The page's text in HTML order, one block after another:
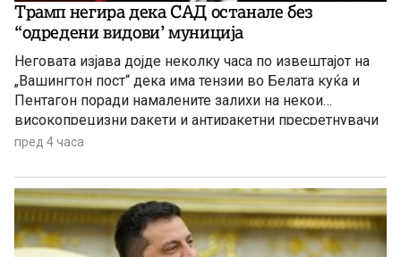
Трамп негира дека САД останале без
“одредени видови’ муниција
Неговата изјава дојде неколку часа по извештајот на
„Вашингтон пост“ дека има тензии во Белата куќа и
Пентагон поради намалените залихи на некои
високопрецизни ракети и антиракетни пресретнувачи
по долготрајната воена кампања против Иран
пред 4 часа